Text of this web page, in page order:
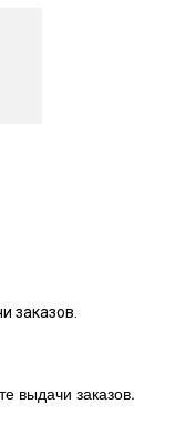
заказов.
выдачи заказов.